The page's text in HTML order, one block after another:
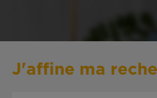
J'affine ma